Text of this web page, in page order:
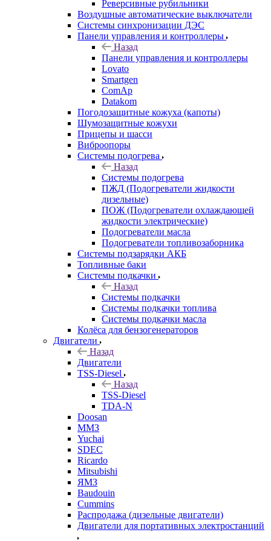
Реверсивные рубильники
Воздушные автоматические выключатели
Системы синхронизации ДЭС
Панели управления и контроллеры
Назад
Панели управления и контроллеры
Lovato
Smartgen
ComAp
Datakom
Погодозащитные кожуха (капоты)
Шумозащитные кожухи
Прицепы и шасси
Виброопоры
Системы подогрева
Назад
Системы подогрева
ПЖД (Подогреватели жидкости
дизельные)
ПОЖ (Подогреватели охлаждающей
жидкости электрические)
Подогреватели масла
Подогреватели топливозаборника
Системы подзарядки АКБ
Топливные баки
Системы подкачки
Назад
Системы подкачки
Системы подкачки топлива
Системы подкачки масла
Колёса для бензогенераторов
Двигатели
Назад
Двигатели
TSS-Diesel
Назад
TSS-Diesel
TDA-N
Doosan
ММЗ
Yuchai
SDEC
Ricardo
Mitsubishi
ЯМЗ
Baudouin
Cummins
Распродажа (дизельные двигатели)
Двигатели для портативных электростанций